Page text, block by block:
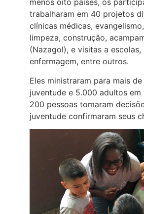
menos oito países, os
trabalharam em 40 projetos
clínicas médicas,
limpeza, construção,
(Nazagol), e visitas a
enfermagem, entre outros.
Eles ministraram para mais
juventude e 5.000 adultos
200 pessoas tomaram
juventude confirmaram seus